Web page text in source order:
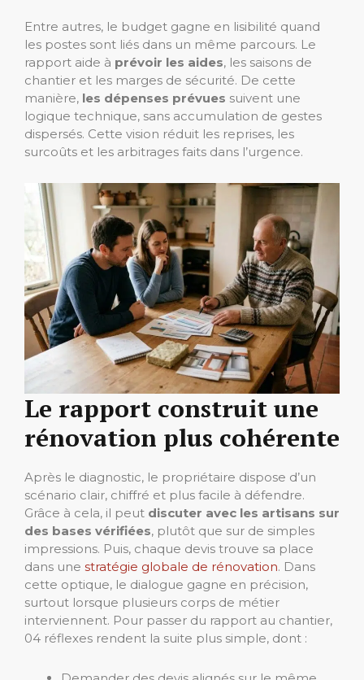
Entre autres, le budget gagne en lisibilité quand
les postes sont liés dans un même parcours. Le
rapport aide à prévoir les aides, les saisons de
chantier et les marges de sécurité. De cette
manière, les dépenses prévues suivent une
logique technique, sans accumulation de gestes
dispersés. Cette vision réduit les reprises, les
surcoûts et les arbitrages faits dans l’urgence.
Le rapport construit une
rénovation plus cohérente
Après le diagnostic, le propriétaire dispose d’un
scénario clair, chiffré et plus facile à défendre.
Grâce à cela, il peut discuter avec les artisans sur
des bases vérifiées, plutôt que sur de simples
impressions. Puis, chaque devis trouve sa place
dans une stratégie globale de rénovation. Dans
cette optique, le dialogue gagne en précision,
surtout lorsque plusieurs corps de métier
interviennent. Pour passer du rapport au chantier,
04 réflexes rendent la suite plus simple, dont :